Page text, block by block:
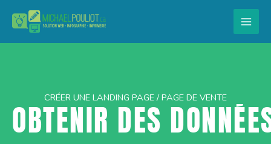
contenu
CRÉER UNE LANDING PAGE / PAGE DE VENTE
OBTENIR DES